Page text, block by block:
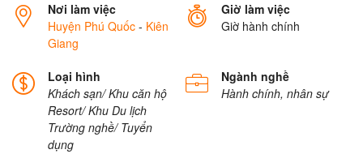
Nơi làm việc
Huyện Phú Quốc - Kiên
Giang
Giờ làm việc
Giờ hành chính
Loại hình
Khách sạn/ Khu căn hộ
Resort/ Khu Du lịch
Trường nghề/ Tuyển
dụng
Ngành nghề
Hành chính, nhân sự